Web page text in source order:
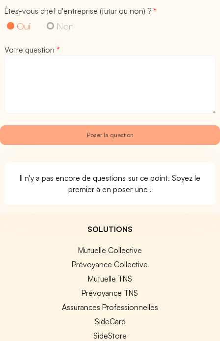
Êtes-vous chef d'entreprise (futur ou non) ?*
Oui Non
Votre question*
Il n'y a pas encore de questions sur ce point. Soyez le
premier à en poser une !
SOLUTIONS
Mutuelle Collective
Prévoyance Collective
Mutuelle TNS
Prévoyance TNS
Assurances Professionnelles
SideCard
SideStore